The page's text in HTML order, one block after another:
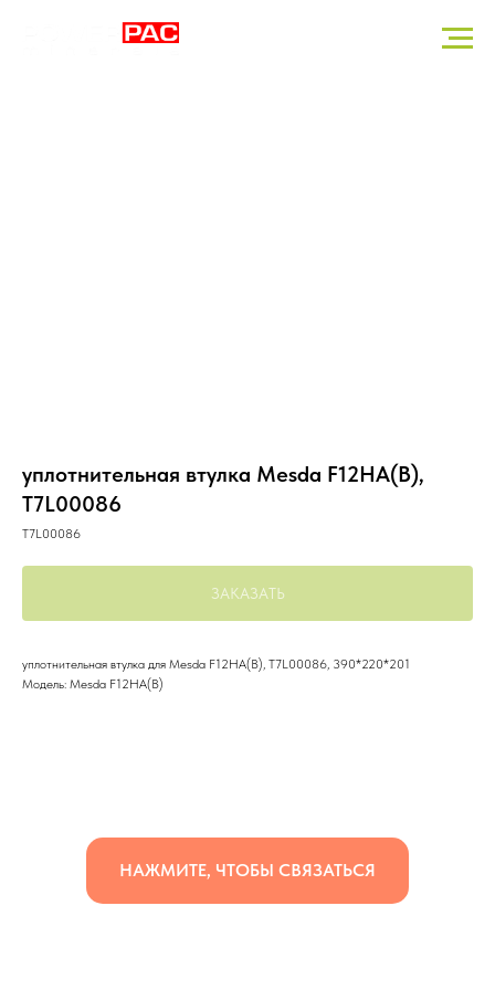
уплотнительная втулка Mesda F12HA(B),
T7L00086
T7L00086
ЗАКАЗАТЬ
уплотнительная втулка для Mesda F12HA(B), T7L00086, 390*220*201
Модель: Mesda F12HA(B)
НАЖМИТЕ, ЧТОБЫ СВЯЗАТЬСЯ